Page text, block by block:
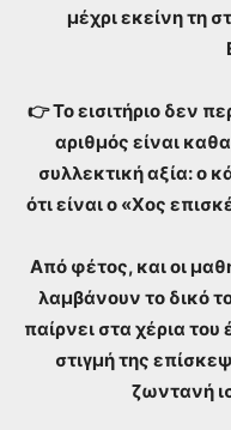
μέχρι εκείνη τη
👉 Το εισιτήριο δεν
αριθμός είναι
συλλεκτική αξία: ο
ότι είναι ο «Χος
Από φέτος, και οι
λαμβάνουν το δικό
παίρνει στα χέρια
στιγμή της
ζωντανή